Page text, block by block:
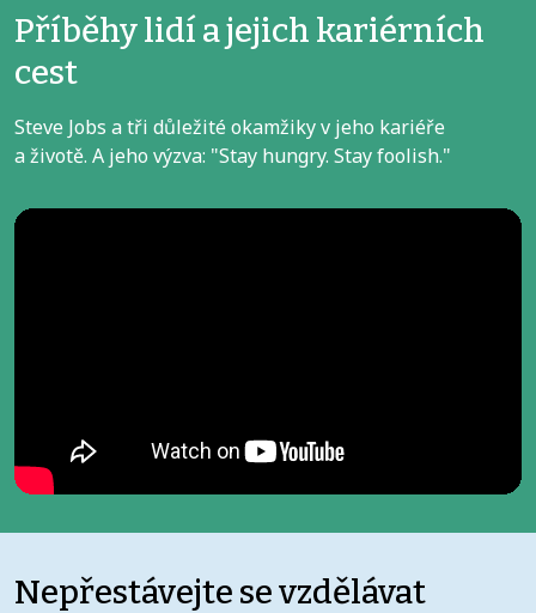
Příběhy lidí a jejich kariérních
cest
Steve Jobs a tři důležité okamžiky v jeho kariéře
a životě. A jeho výzva: "Stay hungry. Stay foolish."
Nepřestávejte se vzdělávat